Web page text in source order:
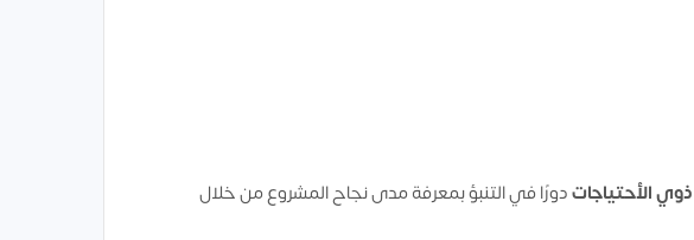
الأحتياجاتدورًا في التنبؤ بمعرفة مدى نجاح المشروع من خلال